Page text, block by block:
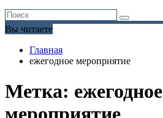
Вы читаете
Главная
ежегодное мероприятие
Метка: ежегодное